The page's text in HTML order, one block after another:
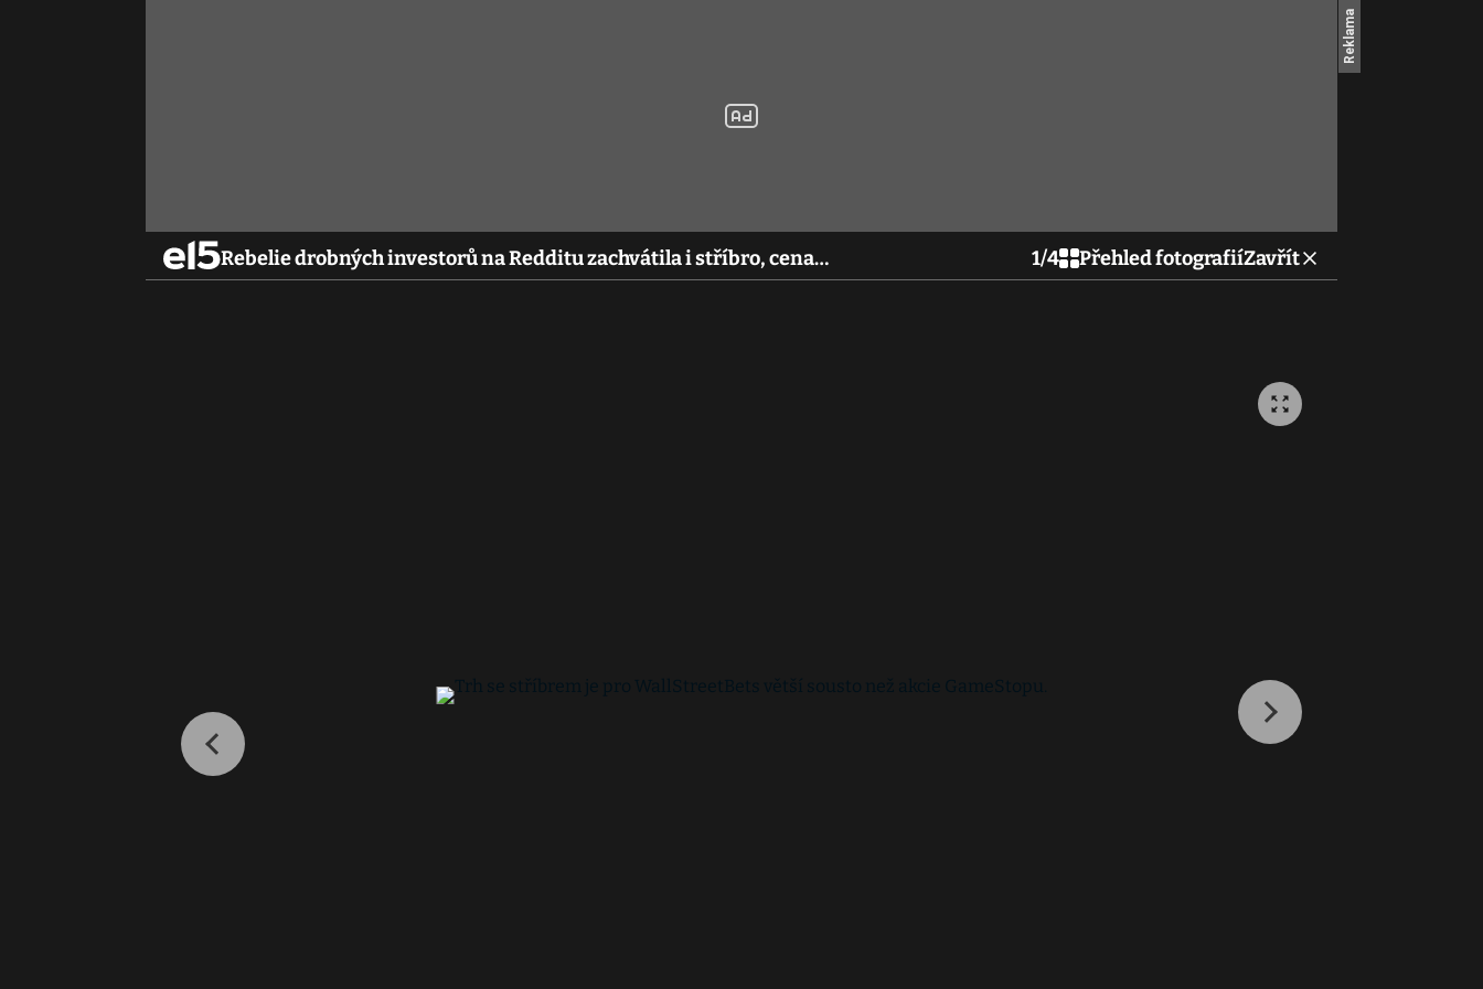
Rebelie drobných investorů na Redditu zachvátila i stříbro, cena… 1/4 Přehled fotografiíZavřít